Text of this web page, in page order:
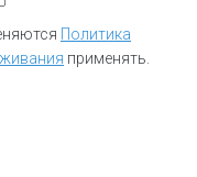
Политика
применять.